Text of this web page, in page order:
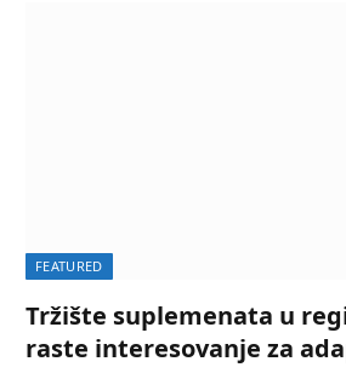
FEATURED
Tržište suplemenata u
raste interesovanje za